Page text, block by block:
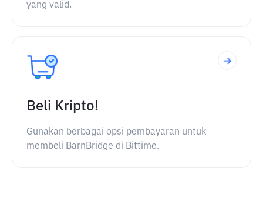
yang valid.
Beli Kripto!
Gunakan berbagai opsi pembayaran untuk
membeli BarnBridge di Bittime.